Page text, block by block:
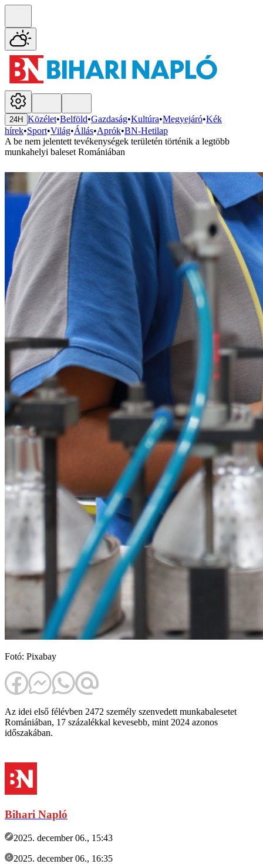
24H Közélet•Belföld•Gazdaság•Kultúra•Megyejáró•Kék
hírek•Sport•Világ•Állás•Aprók•BN-Hetilap
A be nem jelentett tevékenységek területén történik a legtöbb
munkahelyi baleset Romániában
Fotó: Pixabay
Az idei első félévben 2472 személy szenvedett munkabalesetet
Romániában, 17 százalékkal kevesebb, mint 2024 azonos
időszakában.
Bihari Napló
2025. december 06., 15:43
2025. december 06., 16:35